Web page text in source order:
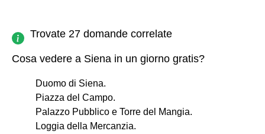
Trovate 27 domande correlate
Cosa vedere a Siena in un giorno gratis?
Duomo di Siena.
Piazza del Campo.
Palazzo Pubblico e Torre del Mangia.
Loggia della Mercanzia.